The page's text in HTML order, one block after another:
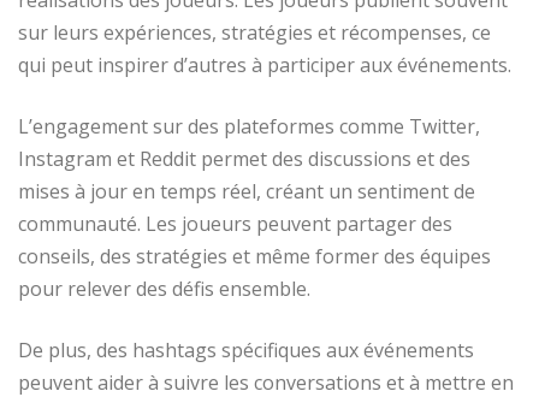
sur leurs expériences, stratégies et récompenses, ce
qui peut inspirer d’autres à participer aux événements.
L’engagement sur des plateformes comme Twitter,
Instagram et Reddit permet des discussions et des
mises à jour en temps réel, créant un sentiment de
communauté. Les joueurs peuvent partager des
conseils, des stratégies et même former des équipes
pour relever des défis ensemble.
De plus, des hashtags spécifiques aux événements
peuvent aider à suivre les conversations et à mettre en